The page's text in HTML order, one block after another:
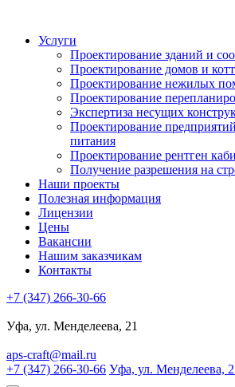
Услуги
Проектирование зданий и
Проектирование домов и
Проектирование нежилых
Проектирование
Экспертиза несущих
Проектирование
питания
Проектирование рентген
Получение разрешения на
Наши проекты
Полезная информация
Лицензии
Цены
Вакансии
Нашим заказчикам
Контакты
+7 (347) 266-30-66
Уфа, ул. Менделеева, 21
aps-craft@mail.ru
+7 (347) 266-30-66 Уфа, ул. Менделеева,